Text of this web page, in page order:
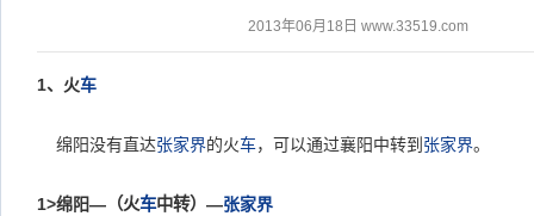
2013年06月18日 www.33519.com
1、火车
绵阳没有直达张家界的火车，可以通过襄阳中转到 张家界。
1>绵阳— （火车中转） —张家界